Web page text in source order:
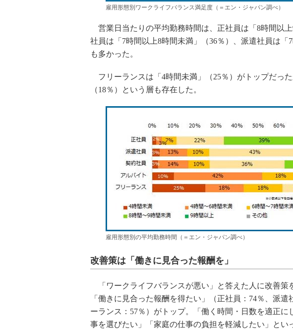
雇用形態別ワークライフバランス満足度（＝エン・ジャパン調べ）
営業日当たりの平均勤務時間は、正社員は「8時間以
社員は「7時間以上8時間未満」（36％）、派遣社員は「
も多かった。
フリーランスは「4時間未満」（25％）がトップだった
（18％）という層も存在した。
雇用形態別の平均勤務時間（＝エン・ジャパン調べ）
改善策は「働きに見合った報酬を」
「ワークライフバランスが悪い」と答えた人に改善策
「働きに見合った報酬を得たい」（正社員：74％、派遣
ーランス：57％）がトップ。「働く時間・日数を適正
事を選びたい」「家庭の仕事の負担を軽減したい」とい